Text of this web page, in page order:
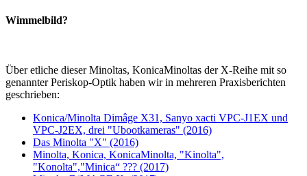
Wimmelbild?
Über etliche dieser Minoltas, KonicaMinoltas der X-Reihe mit so
genannter Periskop-Optik haben wir in mehreren Praxisberichten
geschrieben:
Konica/Minolta Dimâge X31, Sanyo xacti VPC-J1EX und
VPC-J2EX, drei "Ubootkameras" (2016)
Das Minolta "X" (2016)
Minolta, Konica, KonicaMinolta, "Kinolta",
"Konolta","Minica“ ??? (2017)